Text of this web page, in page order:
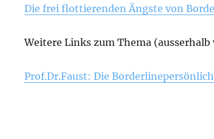
Die frei flottierenden Ängste von
Weitere Links zum Thema
Prof.Dr.Faust: Die